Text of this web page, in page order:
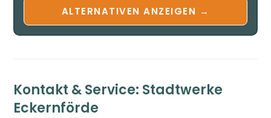
ALTERNATIVEN ANZEIGEN →
Kontakt & Service: Stadtwerke
Eckernförde